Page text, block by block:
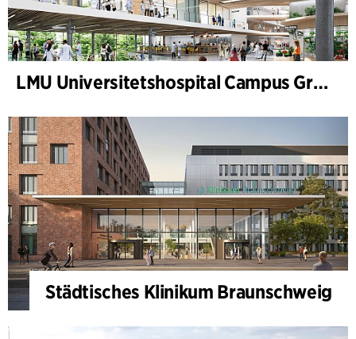
LMU Universitetshospital Campus Grosshadern
Städtisches Klinikum Braunschweig